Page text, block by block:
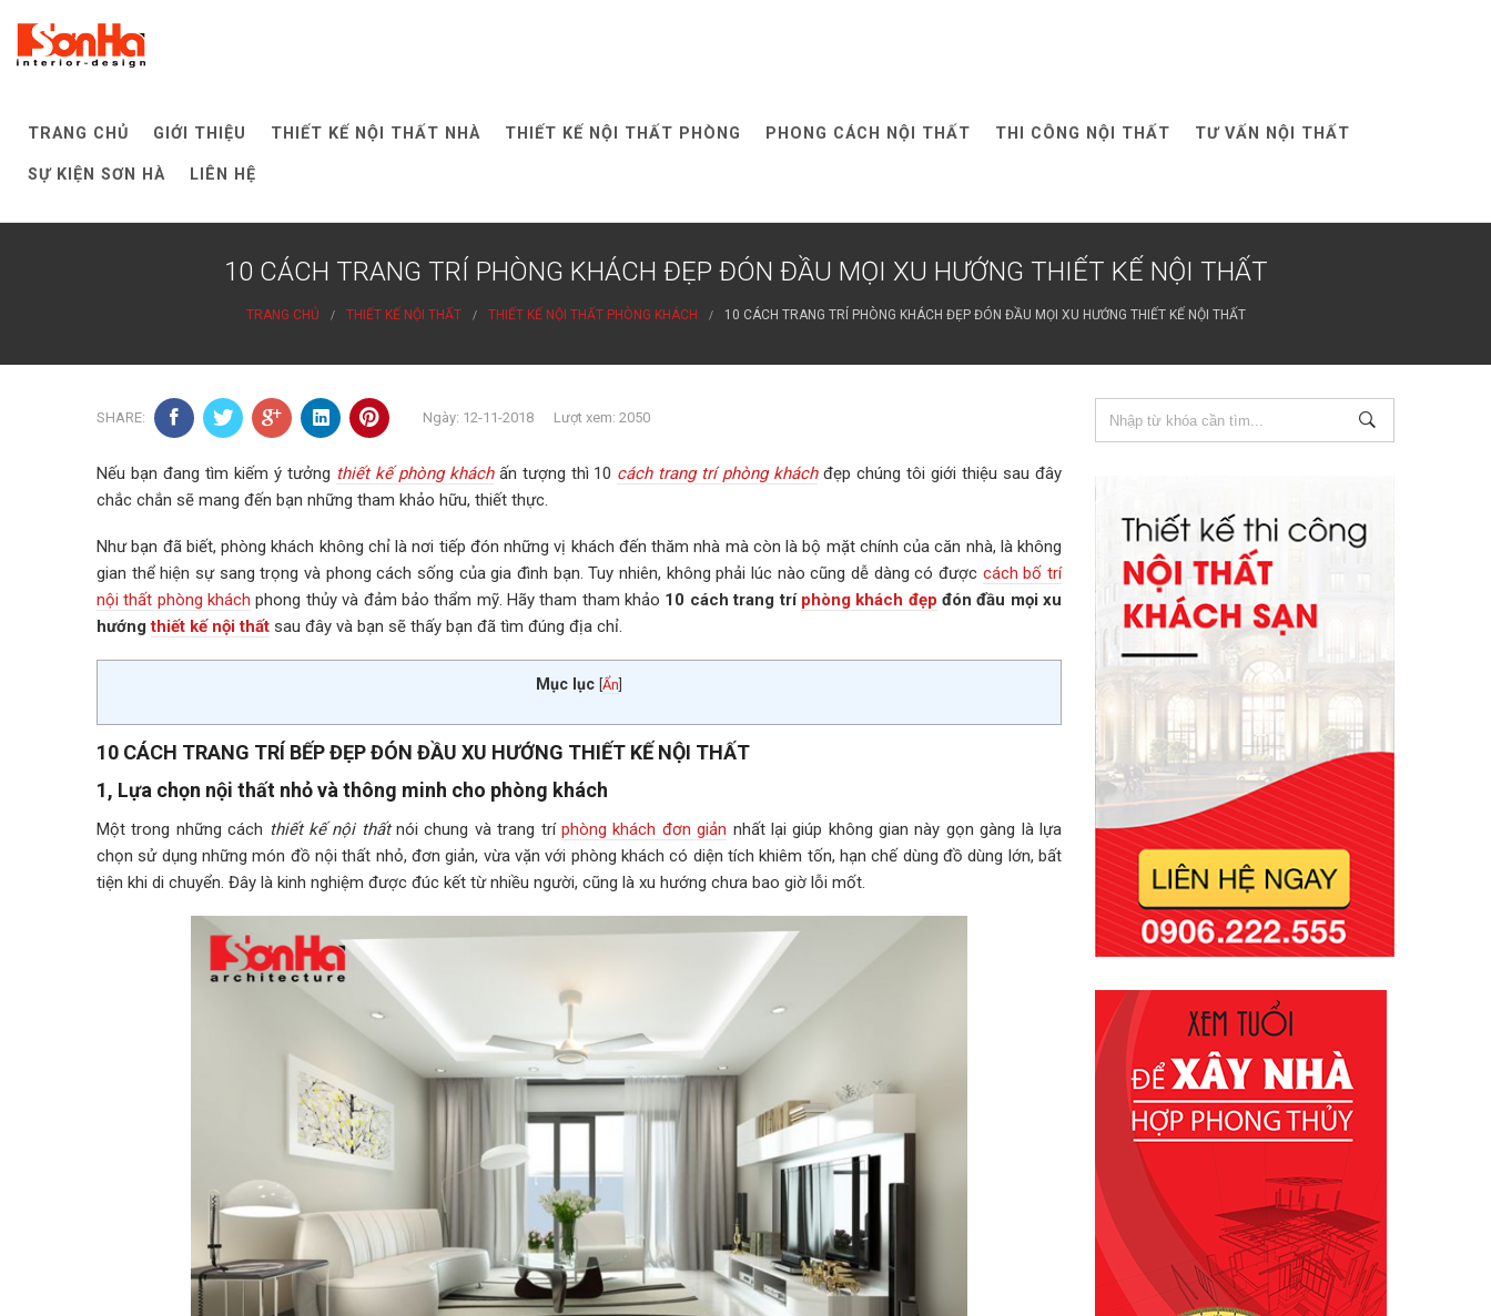
content
TRANG CHỦ GIỚI THIỆU THIẾT KẾ NỘI THẤT NHÀ THIẾT KẾ NỘI THẤT PHÒNG PHONG CÁCH NỘI THẤT THI CÔNG NỘI THẤT TƯ VẤN NỘI THẤT
SỰ KIỆN SƠN HÀ LIÊN HỆ
10 CÁCH TRANG TRÍ PHÒNG KHÁCH ĐẸP ĐÓN ĐẦU MỌI XU HƯỚNG THIẾT KẾ NỘI THẤT
TRANG CHỦ THIẾT KẾ NỘI THẤT THIẾT KẾ NỘI THẤT PHÒNG KHÁCH 10 CÁCH TRANG TRÍ PHÒNG KHÁCH ĐẸP ĐÓN ĐẦU MỌI XU HƯỚNG THIẾT KẾ NỘI THẤT
SHARE: Ngày: 12-11-2018 Lượt xem: 2050
Nếu bạn đang tìm kiếm ý tưởng thiết kế phòng kháchấn tượng thì 10 cách trang trí phòng kháchđẹp chúng tôi giới thiệu sau đây
chắc chắn sẽ mang đến bạn những tham khảo hữu, thiết thực.
Như bạn đã biết, phòng khách không chỉ là nơi tiếp đón những vị khách đến thăm nhà mà còn là bộ mặt chính của căn nhà, là không
gian thể hiện sự sang trọng và phong cách sống của gia đình bạn. Tuy nhiên, không phải lúc nào cũng dễ dàng có được cách bố trí
nội thất phòng khách phong thủy và đảm bảo thẩm mỹ. Hãy tham tham khảo 10 cách trang trí phòng khách đẹp đón đầu mọi xu
hướngthiết kế nội thất sau đây và bạn sẽ thấy bạn đã tìm đúng địa chỉ.
Mục lục Ẩn
10 CÁCH TRANG TRÍ BẾP ĐẸP ĐÓN ĐẦU XU HƯỚNG THIẾT KẾ NỘI THẤT
1, Lựa chọn nội thất nhỏ và thông minh cho phòng khách
Một trong những cách thiết kế nội thấtnói chung và trang tríphòng khách đơn giản nhất lại giúp không gian này gọn gàng là lựa
chọn sử dụng những món đồ nội thất nhỏ, đơn giản, vừa vặn với phòng khách có diện tích khiêm tốn, hạn chế dùng đồ dùng lớn, bất
tiện khi di chuyển. Đây là kinh nghiệm được đúc kết từ nhiều người, cũng là xu hướng chưa bao giờ lỗi mốt.